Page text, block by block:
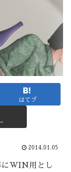
はてブ
2014.01.05
にWIN用とし